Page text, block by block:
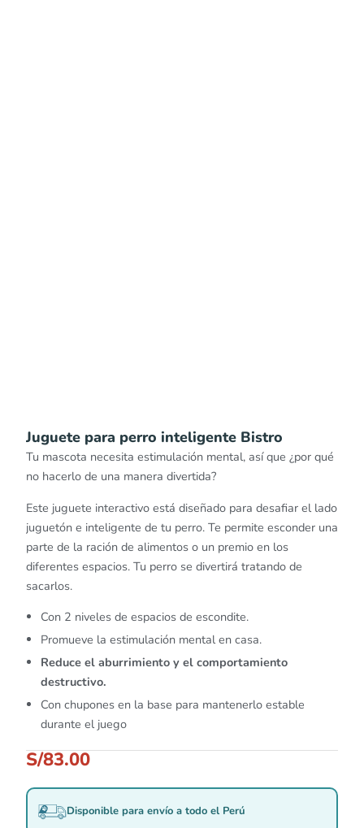
Juguete para perro inteligente Bistro
Tu mascota necesita estimulación mental, así que ¿por qué
no hacerlo de una manera divertida?
Este juguete interactivo está diseñado para desafiar el lado
juguetón e inteligente de tu perro. Te permite esconder una
parte de la ración de alimentos o un premio en los
diferentes espacios. Tu perro se divertirá tratando de
sacarlos.
Con 2 niveles de espacios de escondite.
Promueve la estimulación mental en casa.
Reduce el aburrimiento y el comportamiento
destructivo.
Con chupones en la base para mantenerlo estable
durante el juego
S/83.00
Disponible para envío a todo el Perú